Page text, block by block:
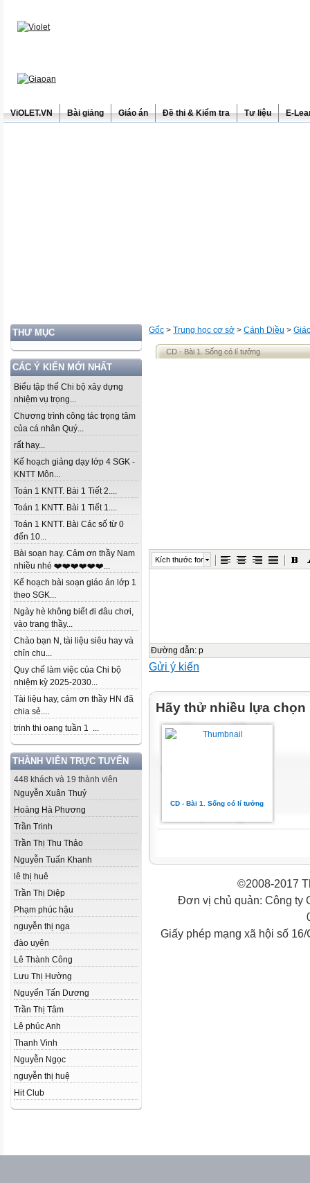
ViOLET.VN Bài giảng Giáo án Đề thi & Kiểm tra Tư liệu E-
THƯ MỤC
CÁC Ý KIẾN MỚI NHẤT
Biểu tập thể Chi bộ xây dựng
nhiệm vụ trọng...
Chương trình công tác trọng tâm
của cá nhân Quý...
rất hay...
Kế hoạch giảng dạy lớp 4 SGK -
KNTT Môn...
Toán 1 KNTT. Bài 1 Tiết 2....
Toán 1 KNTT. Bài 1 Tiết 1....
Toán 1 KNTT. Bài Các số từ 0
đến 10...
Bài soạn hay. Cảm ơn thầy Nam
nhiều nhé ❤️❤️❤️❤️❤️❤️...
Kế hoạch bài soạn giáo án lớp 1
theo SGK...
Ngày hè không biết đi đâu chơi,
vào trang thầy...
Chào bạn N, tài liệu siêu hay và
chỉn chu...
Quy chế làm việc của Chi bộ
nhiệm kỳ 2025-2030...
Tài liệu hay, cảm ơn thầy HN đã
chia sẻ....
trinh thi oang tuần 1 ...
THÀNH VIÊN TRỰC TUYẾN
448 khách và 19 thành viên
Nguyễn Xuân Thuỷ
Hoàng Hà Phương
Trần Trinh
Trần Thị Thu Thảo
Nguyễn Tuấn Khanh
lê thị huê
Trần Thị Diệp
Phạm phúc hậu
nguyễn thị nga
đào uyên
Lê Thành Công
Lưu Thị Hường
Nguyển Tấn Dương
Trần Thị Tâm
Lê phúc Anh
Thanh Vinh
Nguyễn Ngọc
nguyễn thị huệ
Hit Club
Gốc > Trung học cơ sở > Cánh Diều >
CD - Bài 1. Sống có lí tưởng
Kích thước font
Đường dẫn: p
Gửi ý kiến
Hãy thử nhiều lựa chọn
CD - Bài 1. Sống có lí tưởng
©2008-2017
Đơn vị chủ quản: Công ty
Giấy phép mạng xã hội số